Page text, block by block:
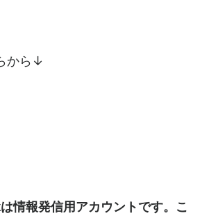
から↓
情報発信用アカウントです。こ